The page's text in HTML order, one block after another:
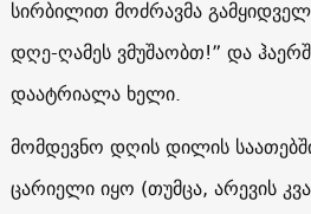
სირბილით მოძრავმა
დღე-ღამეს ვმუშაობთ!” და
დაატრიალა ხელი.
მომდევნო დღის დილის
ცარიელი იყო (თუმცა, არევის